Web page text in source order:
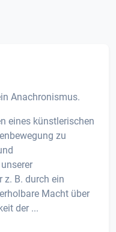
Anachronismus.
eines künstlerischen
zu
z. B. durch ein
Macht über
der ...